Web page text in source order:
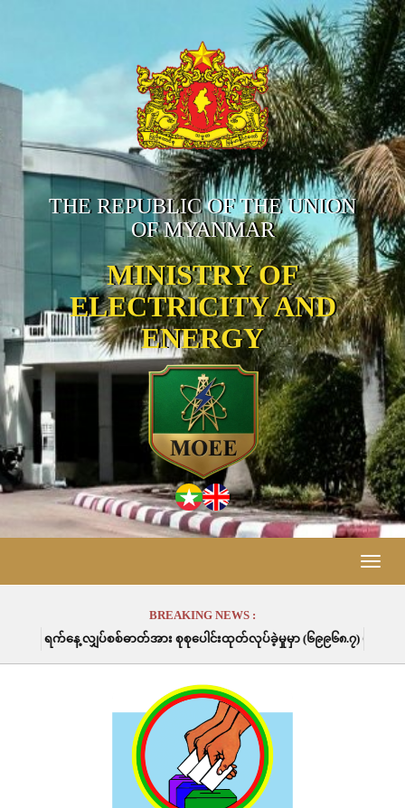
THE REPUBLIC OF THE UNION
OF MYANMAR
MINISTRY OF
ELECTRICITY AND
ENERGY
Toggle
BREAKING NEWS :
စ်ဓာတ်အား စုစုပေါင်းထုတ်လုပ်ခဲ့မှုမှာ (၆၉၉၆၈.၇) မဂ္ဂါဝပ်နာရီဖြစ်ပါသည်။